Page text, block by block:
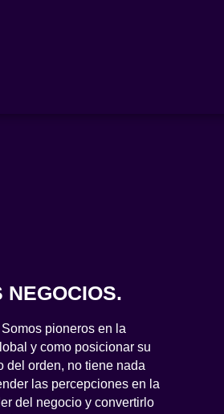
NEGOCIOS.
pioneros en la
y como posicionar su
del orden, no tiene nada
las percepciones en la
del negocio y convertirlo